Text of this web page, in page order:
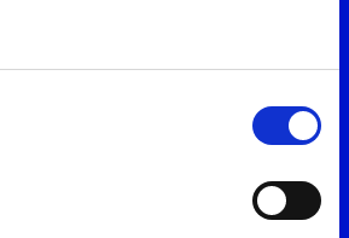
ως εθνική χρέωση από κινητά και